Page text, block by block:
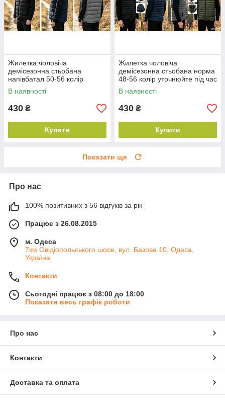
Жилетка чоловіча
демісезонна стьобана
напівбатал 50-56 колір
уточнюйте під час
замовлення
В наявності
430 ₴
Купити
Жилетка чоловіча
демісезонна стьобана норма
48-56 колір уточнюйте під час
замовлення
В наявності
430 ₴
Купити
Показати ще
Про нас
100% позитивних з 56 відгуків за рік
Працює з 26.08.2015
м. Одеса
7км Овідіопольського шосе, вул. Базова 10, Одеса,
Україна
Контакти
Сьогодні працює з 08:00 до 18:00
Показати весь графік роботи
Про нас
Контакти
Доставка та оплата